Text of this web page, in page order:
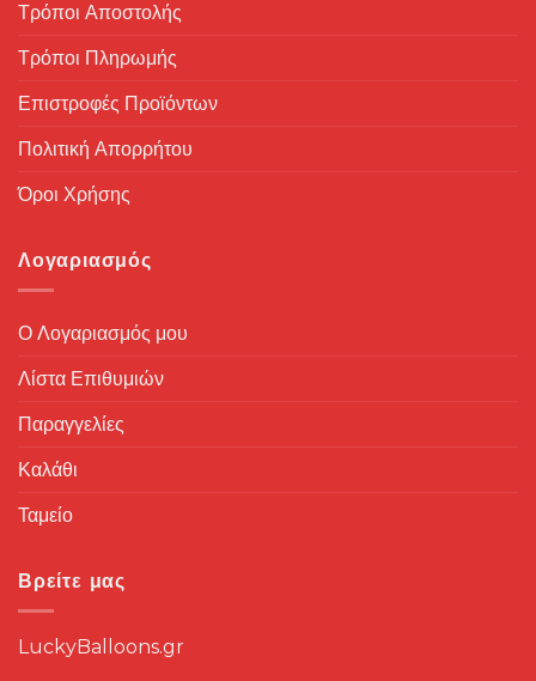
Τρόποι Αποστολής
Τρόποι Πληρωμής
Επιστροφές Προϊόντων
Πολιτική Απορρήτου
Όροι Χρήσης
Λογαριασμός
Ο Λογαριασμός μου
Λίστα Επιθυμιών
Παραγγελίες
Καλάθι
Ταμείο
Βρείτε μας
LuckyBalloons.gr